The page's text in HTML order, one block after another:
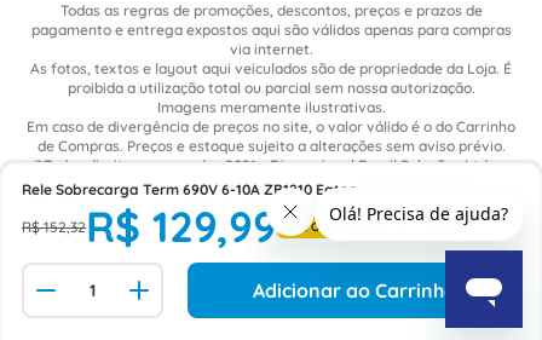
Rele Sobrecarga Term 690V 6-10A ZB1210 Eaton
R$ 152,32R$ 129,99 5%OFF
Adicionar ao Carrinho
Todas as regras de promoções, descontos, preços e prazos de
pagamento e entrega expostos aqui são válidos apenas para compras
via internet.
As fotos, textos e layout aqui veiculados são de propriedade da Loja. É
proibida a utilização total ou parcial sem nossa autorização.
Imagens meramente ilustrativas.
Em caso de divergência de preços no site, o valor válido é o do Carrinho
de Compras. Preços e estoque sujeito a alterações sem aviso prévio.
©Todos direitos reservados 2021 - Dimensional Brasil Soluções Ltda. -
CNPJ: 06.913.480/0015-63 - Avenida Armando Ragonha, 190 - Bairro
Village Limeira. Pavilhão Sítio São João - Limeira - SP / CEP: 13.481-316